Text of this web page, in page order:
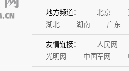
地方频道： 北京
湖北
湖南 广东
友情链接： 人民网
光明网
中国军网